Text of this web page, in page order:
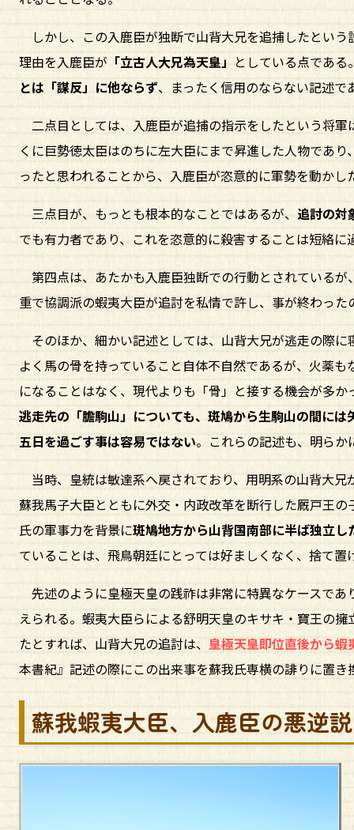
しかし、この入鹿臣が独断で山背大兄を追捕したとい
理由を入鹿臣が 「立古人大兄為天皇」 としている点である
とは「謀反」に他ならず、まったく信用のならない記述で
二点目としては、入鹿臣が追捕の指示をしたという将軍
くに巨勢徳太臣はのちに左大臣にまで昇進した人物であ
ったと思われることから、入鹿臣が恣意的に軍勢を動かし
三点目が、もっとも根本的なことではあるが、 追討の対
でも有力者であり、これを恣意的に殺害することは短絡に
第四点は、あたかも入鹿臣独断での行動とされているが
重で協調派の蝦夷大臣が追討を私情で許し、事が終わっ
そのほか、細かい記述としては、山背大兄が逃走の際
よく馬の骨を持っていること自体不自然であるが、火薬
になることはなく、現代よりも「骨」と接する機会が多
逃走先の「膽駒山」についても、斑鳩から生駒山の間に
五日を過ごす事は容易ではない。これらの記述も、明ら
当時、皇統は敏達系へ戻されており、用明系の山背大
蘇我馬子大臣とともに外交・内政改革を断行した厩戸王
氏の軍事力を背景に斑鳩地方から山背国南部に半ば独立し
ていることは、飛鳥朝廷にとっては好ましくなく、捨て置
先述のように皇極天皇の践祚は非常に特異なケースで
えられる。蝦夷大臣らによる舒明天皇のキサキ・寶王の
たとすれば、山背大兄の追討は、 皇極天皇即位直後から
本書紀』記述の際にこの出来事を蘇我氏専横の誹りに置
蘇我蝦夷大臣、入鹿臣の悪逆